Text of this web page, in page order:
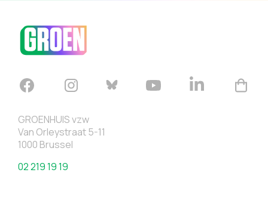
GROENHUIS vzw
Van Orleystraat 5-11
1000 Brussel
02 219 19 19